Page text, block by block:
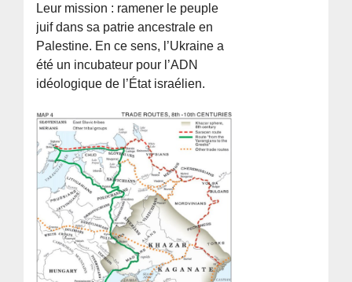
Leur mission : ramener le peuple
juif dans sa patrie ancestrale en
Palestine. En ce sens, l’Ukraine a
été un incubateur pour l’ADN
idéologique de l’État israélien.